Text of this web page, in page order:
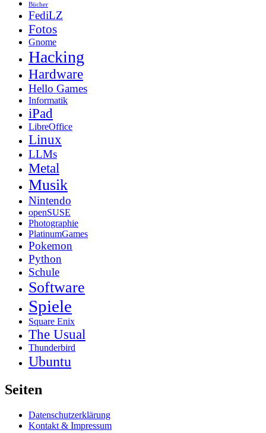
Bücher
FediLZ
Fotos
Gnome
Hacking
Hardware
Hello Games
Informatik
iPad
LibreOffice
Linux
LLMs
Metal
Musik
Nintendo
openSUSE
Photographie
PlatinumGames
Pokemon
Python
Schule
Software
Spiele
Square Enix
The Usual
Thunderbird
Ubuntu
Seiten
Datenschutzerklärung
Kontakt & Impressum